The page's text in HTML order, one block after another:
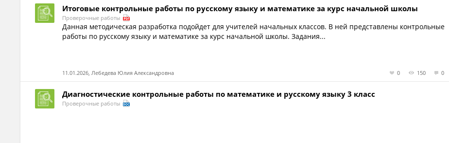
Итоговые контрольные работы по русскому языку и математике за курс начальной школы
Проверочные работы
Данная методическая разработка подойдет для учителей начальных классов. В ней представлены контрольные
работы по русскому языку и математике за курс начальной школы. Задания...
11.01.2026, Лебедева Юлия Александровна 0 150 0
Диагностические контрольные работы по математике и русскому языку 3 класс
Проверочные работы